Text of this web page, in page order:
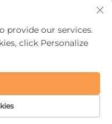
Абонирайте Се
за поверителност
provide our services.
click Personalize